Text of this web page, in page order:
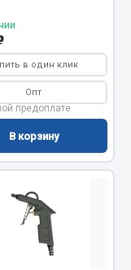
в один клик
Опт
предоплате
В корзину